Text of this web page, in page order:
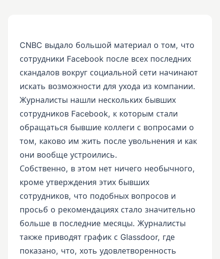
CNBC выдало большой материал о том, что
сотрудники Facebook после всех последних
скандалов вокруг социальной сети начинают
искать возможности для ухода из компании.
Журналисты нашли нескольких бывших
сотрудников Facebook, к которым стали
обращаться бывшие коллеги с вопросами о
том, каково им жить после увольнения и как
они вообще устроились.
Собственно, в этом нет ничего необычного,
кроме утверждения этих бывших
сотрудников, что подобных вопросов и
просьб о рекомендациях стало значительно
больше в последние месяцы. Журналисты
также приводят график с Glassdoor, где
показано, что, хоть удовлетворенность